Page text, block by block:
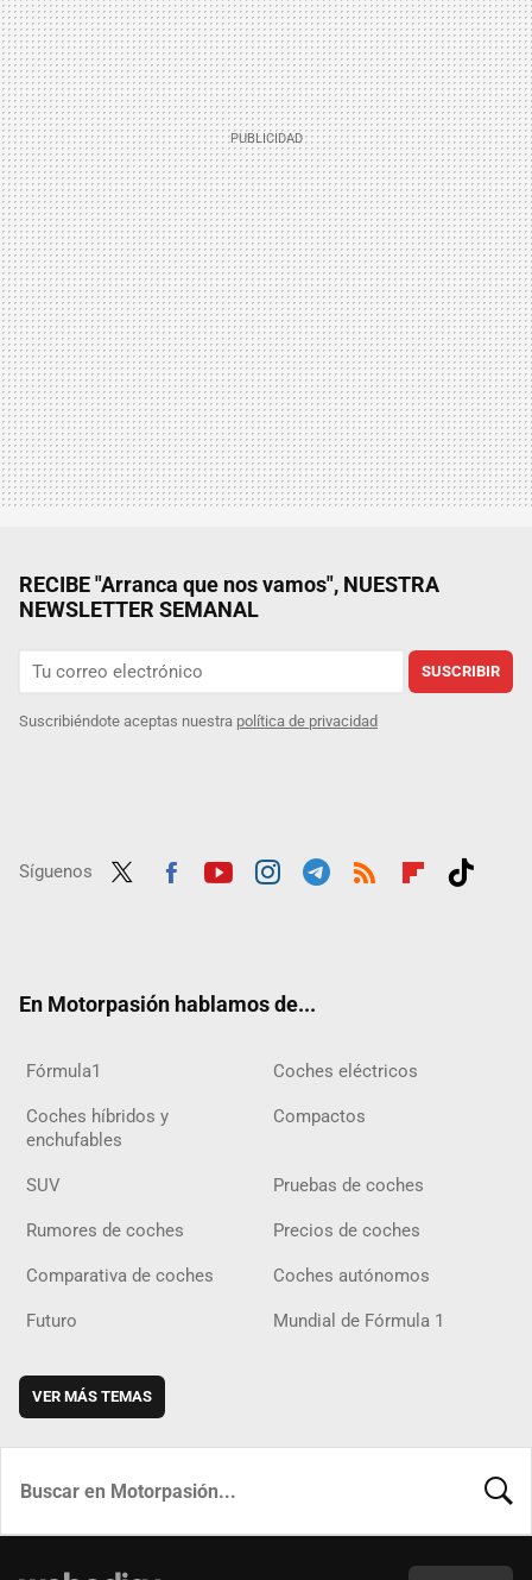
RECIBE "Arranca que nos vamos", NUESTRA
NEWSLETTER SEMANAL
SUSCRIBIR
Suscribiéndote aceptas nuestra política de privacidad
Síguenos
En Motorpasión hablamos de...
Fórmula1 Coches eléctricos
Coches híbridos y
enchufables
Compactos
SUV Pruebas de coches
Rumores de coches Precios de coches
Comparativa de coches Coches autónomos
Futuro Mundial de Fórmula 1
VER MÁS TEMAS